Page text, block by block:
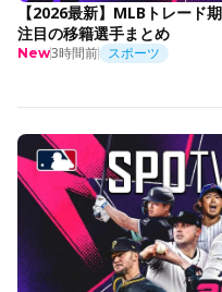
【2026最新】MLBトレード
注目の移籍選手まとめ
New3時間前 スポーツ